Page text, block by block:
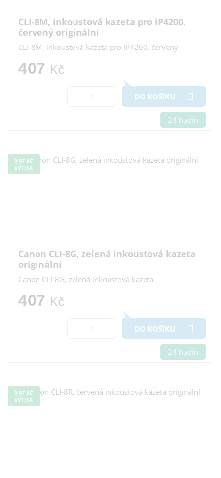
CLI-8M, inkoustová kazeta pro iP4200,
červený originální
CLI-8M, inkoustová kazeta pro iP4200, červený
407 Kč
DO KOŠÍKU
24 hodin
0,97 KČ
VÝTISK
Canon CLI-8G, zelená inkoustová kazeta
originální
Canon CLI-8G, zelená inkoustová kazeta
407 Kč
DO KOŠÍKU
24 hodin
0,97 KČ
VÝTISK